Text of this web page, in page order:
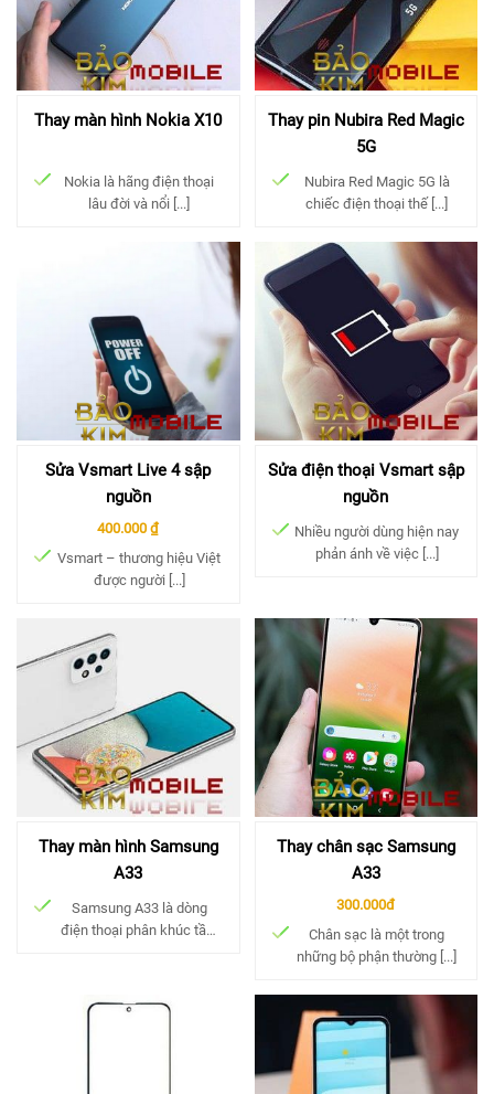
Thay màn hình Nokia X10
Nokia là hãng điện thoại
lâu đời và nổi [...]
Thay pin Nubira Red Magic
5G
Nubira Red Magic 5G là
chiếc điện thoại thế [...]
Sửa Vsmart Live 4 sập
nguồn
400.000 ₫
Vsmart – thương hiệu Việt
được người [...]
Sửa điện thoại Vsmart sập
nguồn
Nhiều người dùng hiện nay
phản ánh về việc [...]
Thay màn hình Samsung
A33
Samsung A33 là dòng
điện thoại phân khúc tầm
Thay chân sạc Samsung
A33
300.000đ
Chân sạc là một trong
những bộ phận thường [...]